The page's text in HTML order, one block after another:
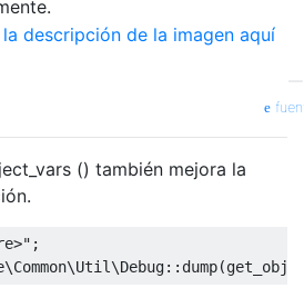
() también mejora la
;
:: dump(